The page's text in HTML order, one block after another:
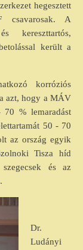
hegesztett
csavarosak. A
kereszttartós,
került a
korróziós
azt, hogy a MÁV
% lemaradást
50 - 70
az ország egyik
Tisza híd
és az
Dr.
Ludányi